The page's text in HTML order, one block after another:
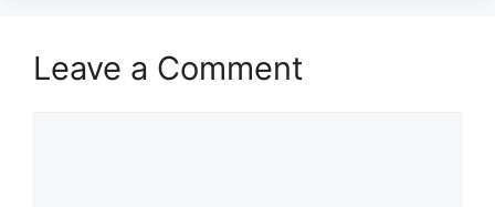
Leave a Comment